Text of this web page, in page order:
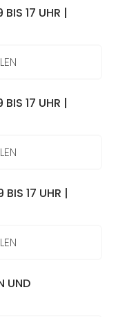
BIS 17 UHR |
BIS 17 UHR |
BIS 17 UHR |
UND